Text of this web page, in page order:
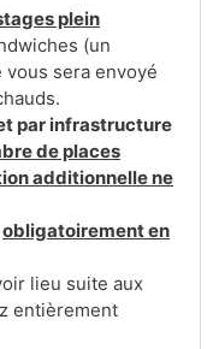
plein
(un
sera envoyé
par infrastructure
de places
additionnelle ne
obligatoirement en
lieu suite aux
entièrement